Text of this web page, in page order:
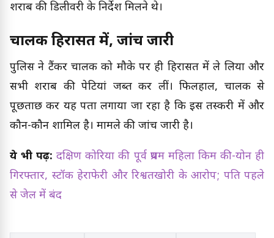
शराब की डिलीवरी के निर्देश मिलने थे।
चालक हिरासत में, जांच जारी
पुलिस ने टैंकर चालक को मौके पर ही हिरासत में ले लिया और
सभी शराब की पेटियां जब्त कर लीं। फिलहाल, चालक से
पूछताछ कर यह पता लगाया जा रहा है कि इस तस्करी में और
कौन-कौन शामिल है। मामले की जांच जारी है।
ये भी पढ़ें: दक्षिण कोरिया की पूर्व प्रथम महिला किम की-योन ही
गिरफ्तार, स्टॉक हेराफेरी और रिश्वतखोरी के आरोप; पति पहले
से जेल में बंद